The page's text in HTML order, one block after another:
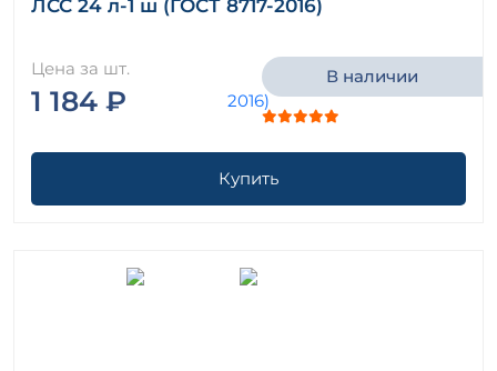
ЛСС 24 л-1 ш (ГОСТ 8717-2016)
Цена за шт.
1 184 ₽
В наличии
Купить